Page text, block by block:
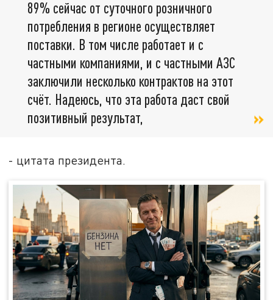
89% сейчас от суточного розничного
потребления в регионе осуществляет
поставки. В том числе работает и с
частными компаниями, и с частными АЗС
заключили несколько контрактов на этот
счёт. Надеюсь, что эта работа даст свой
позитивный результат,
- цитата президента.